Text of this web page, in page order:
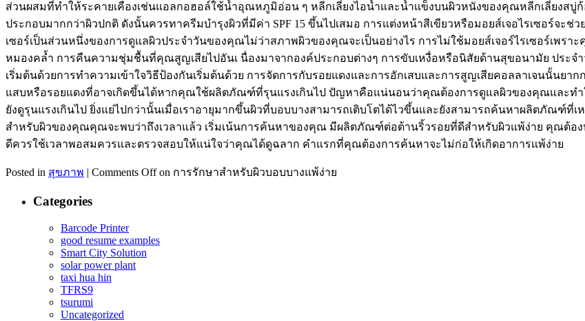
ส่วนผสมที่ทำให้ระคายเคืองเช่นแอลกอฮอล์ใช้น้ำอุณหภูมิอ่อน ๆ หลีกเลี่ยงไอน้ำและน้ำแข็งบนผิวหนังของคุณหลีกเลี่ยงสบู่
ประกอบมากกว่าผิวปกติ ดังนั้นควรทาครีมบำรุงผิวที่มีค่า SPF 15 ขึ้นไปเสมอ การแต่งหน้าสีเขียวหรือมอยส์เจอไรเซอร์จะ
เซอร์เป็นส่วนหนึ่งของการดูแลผิวประจำวันของคุณไม่ว่าสภาพผิวของคุณจะเป็นอย่างไร การไม่ใช้มอยส์เจอร์ไรเซอร์เพ
หมองคล้ำ การคืนความชุ่มชื้นที่คุณสูญเสียไปอันเ นื่องมาจากองค์ประกอบต่างๆ การขับเหงื่อหรือนิสัยด้านสุขอนามัย ประจ
เริ่มต้นด้วยการทำความเข้าใจวิธีป้องกันเริ่มต้นด้วย การจัดการกับรอยแดงและการอักเสบและการสูญเสียคอลลาเจนนั้นย
แสบหรือรอยแดงที่อาจเกิดขึ้นได้หากคุณใช้ผลิตภัณฑ์ที่รุนแรงเกินไป ปัญหาคือแน่นอนว่าคุณต้องการดูแลผิวของคุณและท
ยังดูรุนแรงเกินไป ยิ่งแย่ไปกว่านั้นเมื่อเราอายุมากขึ้นผิวที่บอบบางสามารถเติบโตได้ไวขึ้นและยังสามารถค้นหาผลิตภัณฑ์
สำหรับผิวของคุณคุณจะพบว่าถึงเวลาแล้ว เริ่มเน้นการค้นหาของคุณ มีผลิตภัณฑ์ต่อต้านริ้วรอยที่ดีสำหรับผิวแพ้ง่าย คุณต้อ
ดีควรใช้เวลาพอสมควรและตรวจสอบให้แน่ใจว่าคุณได้ดูฉลาก คำแรกที่คุณต้องการค้นหาจะไม่ก่อให้เกิดอาการแพ้ง่าย
Posted in สุขภาพ | Comments Offon การรักษาสำหรับผิวบอบบางแพ้ง่าย
Categories
Barcode Printer
good resume examples
Smart City Solution
solar power plant
taxi hua hin
TFRS9
tsurumi
Uncategorized